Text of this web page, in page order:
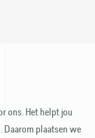
ons. Het helpt jou
Daarom plaatsen we